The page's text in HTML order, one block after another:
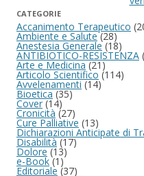
CATEGORIE
Accanimento Terapeutico
Ambiente e Salute(28)
Anestesia Generale(18)
ANTIBIOTICO-RESISTENZA
Arte e Medicina(21)
Articolo Scientifico (114)
Avvelenamenti(14)
Bioetica(35)
Cover(14)
Cronicità (27)
Cure Palliative (13)
Dichiarazioni Anticipate di
Disabilità(17)
Dolore(13)
e-Book(1)
Editoriale (37)